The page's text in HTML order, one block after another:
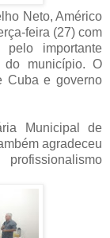
Neto, Américo
feira (27) com
importante
município. O
Cuba e governo
Municipal de
agradeceu